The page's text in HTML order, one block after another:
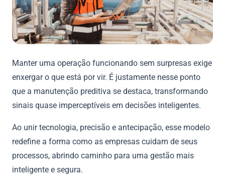
Manter uma operação funcionando sem surpresas exige
enxergar o que está por vir. É justamente nesse ponto
que a manutenção preditiva se destaca, transformando
sinais quase imperceptíveis em decisões inteligentes.
Ao unir tecnologia, precisão e antecipação, esse modelo
redefine a forma como as empresas cuidam de seus
processos, abrindo caminho para uma gestão mais
inteligente e segura.